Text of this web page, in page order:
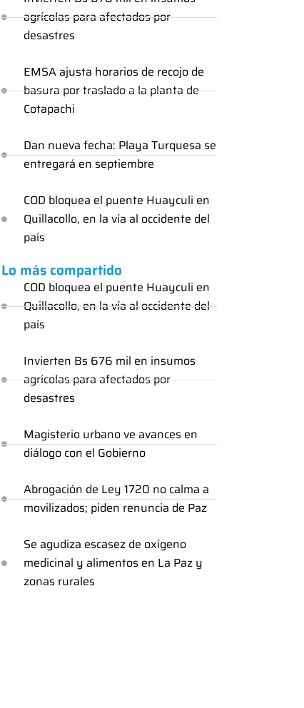
agrícolas para afectados por
desastres
EMSA ajusta horarios de recojo de
basura por traslado a la planta de
Cotapachi
Dan nueva fecha: Playa Turquesa se
entregará en septiembre
COD bloquea el puente Huayculi en
Quillacollo, en la vía al occidente del
país
Lo más compartido
COD bloquea el puente Huayculi en
Quillacollo, en la vía al occidente del
país
Invierten Bs 676 mil en insumos
agrícolas para afectados por
desastres
Magisterio urbano ve avances en
diálogo con el Gobierno
Abrogación de Ley 1720 no calma a
movilizados; piden renuncia de Paz
Se agudiza escasez de oxígeno
medicinal y alimentos en La Paz y
zonas rurales